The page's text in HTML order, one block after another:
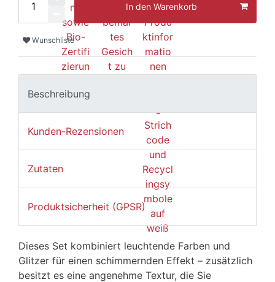
In den Warenkorb
Wunschliste
Beschreibung
Kunden-Rezensionen
Zutaten
Produktsicherheit (GPSR)
Dieses Set kombiniert leuchtende Farben und
Glitzer für einen schimmernden Effekt – zusätzlich
besitzt es eine angenehme Textur, die Sie